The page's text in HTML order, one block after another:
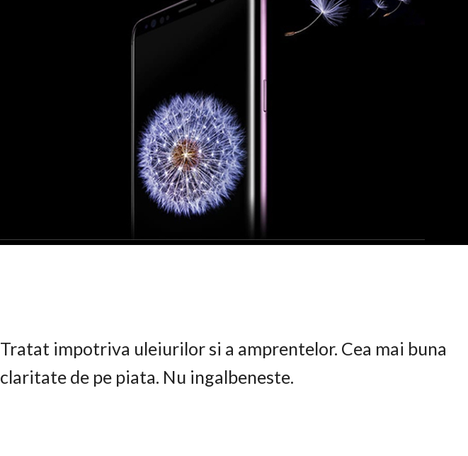
Tratat impotriva uleiurilor si a amprentelor. Cea mai buna
claritate de pe piata. Nu ingalbeneste.